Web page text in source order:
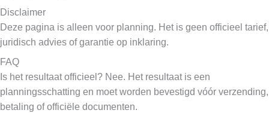
Disclaimer
Deze pagina is alleen voor planning. Het is geen officieel tarief,
juridisch advies of garantie op inklaring.
FAQ
Is het resultaat officieel? Nee. Het resultaat is een
planningsschatting en moet worden bevestigd vóór verzending,
betaling of officiële documenten.